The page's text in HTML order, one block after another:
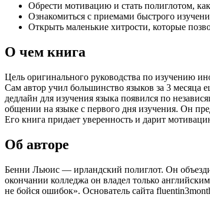
Обрести мотивацию и стать полиглотом,
Ознакомиться с приемами быстрого
Открыть маленькие хитрости, которые
О чем книга
Цель оригинального руководства по изучению
Сам автор учил большинство языков за 3 месяца
дедлайн для изучения языка появился по
общении на языке с первого дня изучения. Он
Его книга придает уверенность и дарит
Об авторе
Бенни Льюис — ирландский полиглот. Он
окончании колледжа он владел только
не бойся ошибок». Основатель сайта